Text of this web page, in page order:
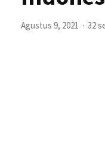
Agustus 9, 2021 32